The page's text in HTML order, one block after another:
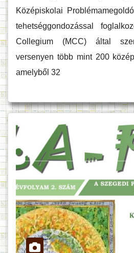
Középiskolai
tehetséggondozással
Collegium (MCC) által
versenyen több mint 200
amelyből 32